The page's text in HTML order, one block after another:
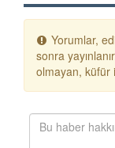
Yorumlar,
sonra
olmayan, küfür